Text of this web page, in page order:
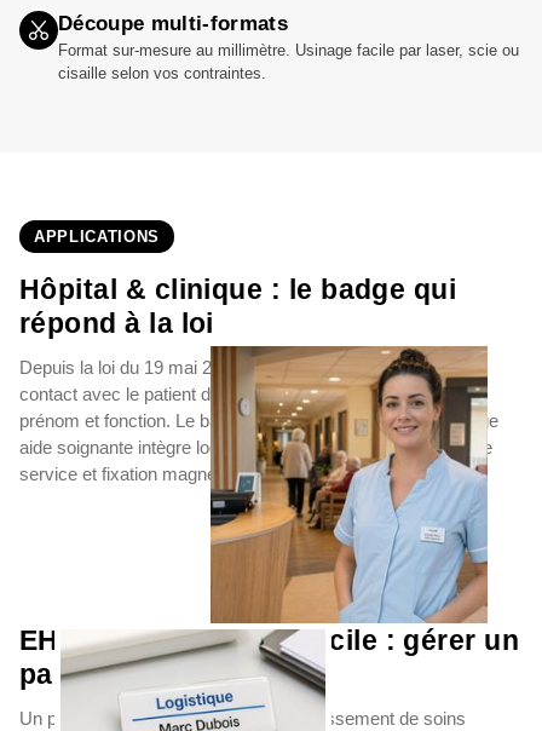
Découpe multi-formats
Format sur-mesure au millimètre. Usinage facile par laser, scie ou
cisaille selon vos contraintes.
APPLICATIONS
Hôpital & clinique : le badge qui
répond à la loi
Depuis la loi du 19 mai 2023, tout professionnel de santé en
contact avec le patient doit porter un badge indiquant nom,
prénom et fonction. Le badge infirmier personnalisé ou badge
aide soignante intègre logo d'établissement, code couleur de
service et fixation magnétique pour préserver les tenues.
EHPAD & soins à domicile : gérer un
parc de badges
Un parc de badges nominatifs en établissement de soins